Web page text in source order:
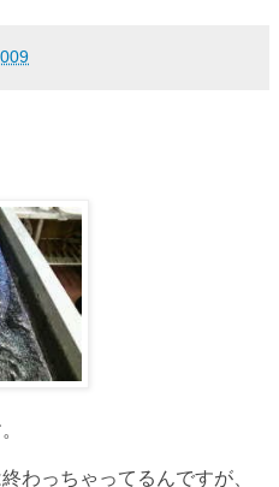
わっちゃってるんですが、